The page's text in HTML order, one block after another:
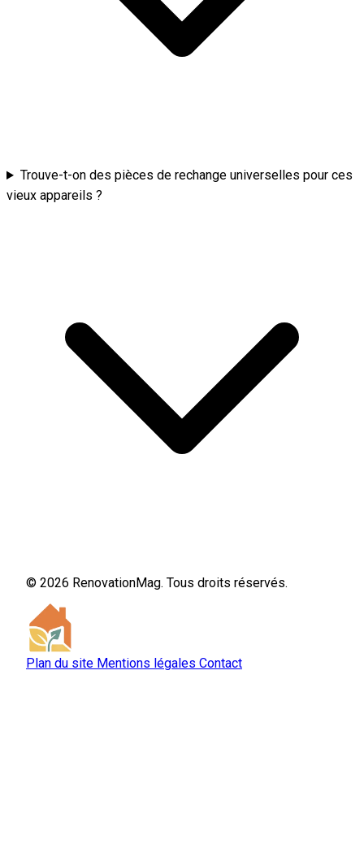
Trouve-t-on des pièces de rechange universelles pour ces
vieux appareils ?
© 2026 RenovationMag. Tous droits réservés.
Plan du site Mentions légales Contact